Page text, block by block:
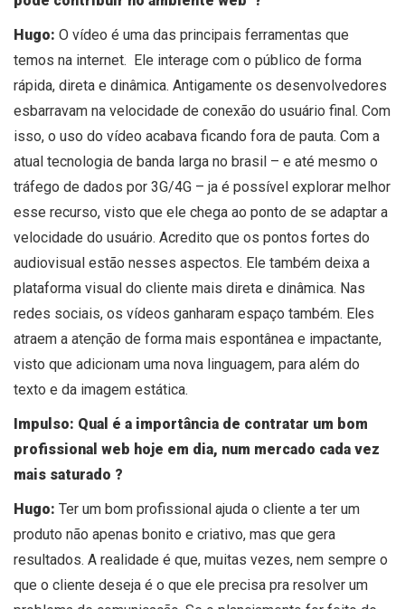
Hugo: O vídeo é uma das principais ferramentas que
temos na internet. Ele interage com o público de forma
rápida, direta e dinâmica. Antigamente os desenvolvedores
esbarravam na velocidade de conexão do usuário final. Com
isso, o uso do vídeo acabava ficando fora de pauta. Com a
atual tecnologia de banda larga no brasil – e até mesmo o
tráfego de dados por 3G/4G – ja é possível explorar melhor
esse recurso, visto que ele chega ao ponto de se adaptar a
velocidade do usuário. Acredito que os pontos fortes do
audiovisual estão nesses aspectos. Ele também deixa a
plataforma visual do cliente mais direta e dinâmica. Nas
redes sociais, os vídeos ganharam espaço também. Eles
atraem a atenção de forma mais espontânea e impactante,
visto que adicionam uma nova linguagem, para além do
texto e da imagem estática.
Impulso: Qual é a importância de contratar um bom
profissional web hoje em dia, num mercado cada vez
mais saturado ?
Hugo: Ter um bom profissional ajuda o cliente a ter um
produto não apenas bonito e criativo, mas que gera
resultados. A realidade é que, muitas vezes, nem sempre o
que o cliente deseja é o que ele precisa pra resolver um